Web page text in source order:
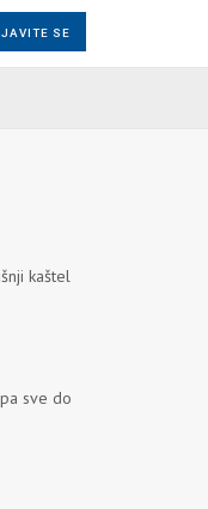
SE
kaštel
sve do